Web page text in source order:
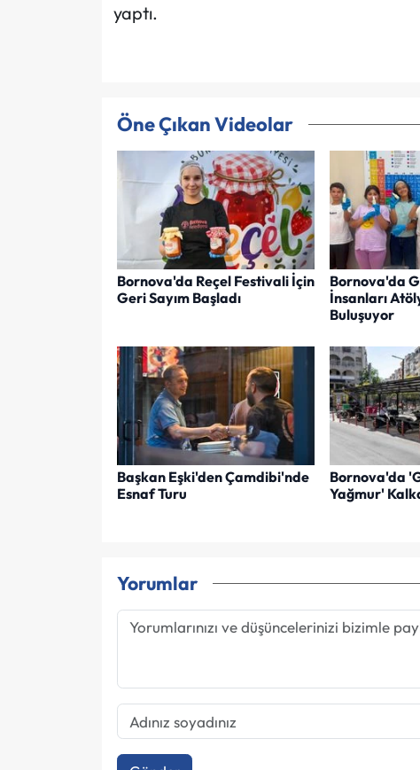
yaptı.
Öne Çıkan Videolar
Bornova'da Reçel Festivali İçin
Geri Sayım Başladı
Bornova'da
İnsanları
Buluşuyor
Başkan Eşki'den Çamdibi'nde
Esnaf Turu
Bornova'da
Yağmur'
Yorumlar